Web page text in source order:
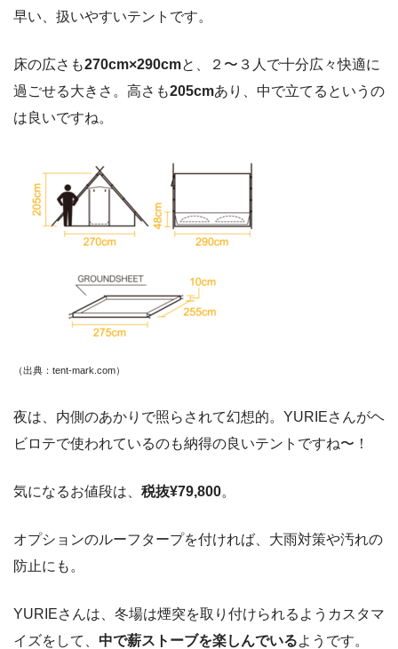
早い、扱いやすいテントです。
床の広さも270cm×290cmと、２〜３人で十分広々快適に
過ごせる大きさ。高さも205cmあり、中で立てるというの
は良いですね。
（出典：tent-mark.com）
夜は、内側のあかりで照らされて幻想的。YURIEさんがヘ
ビロテで使われているのも納得の良いテントですね〜！
気になるお値段は、 税抜¥79,800。
オプションのルーフタープを付ければ、大雨対策や汚れの
防止にも。
YURIEさんは、冬場は煙突を取り付けられるようカスタマ
イズをして、 中で薪ストーブを楽しんでいるようです。